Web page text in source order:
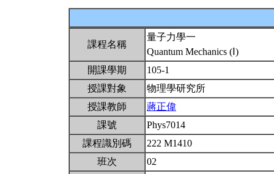
課程名稱
量子力學一
Quantum Mechanics (Ⅰ)
開課學期
105-1
授課對象
物理學研究所
授課教師
蔣正偉
課號
Phys7014
課程識別碼
222 M1410
班次
02